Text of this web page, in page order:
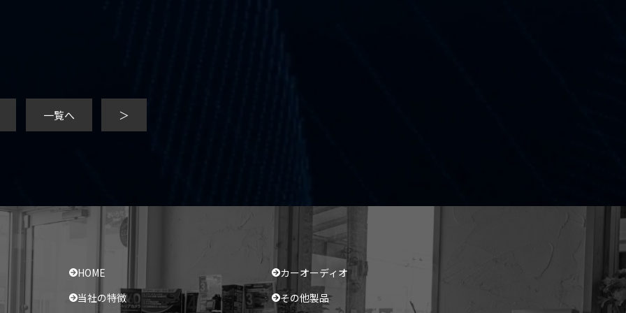
一覧へ ＞
HOME
当社の特徴
カーオーディオ
その他製品